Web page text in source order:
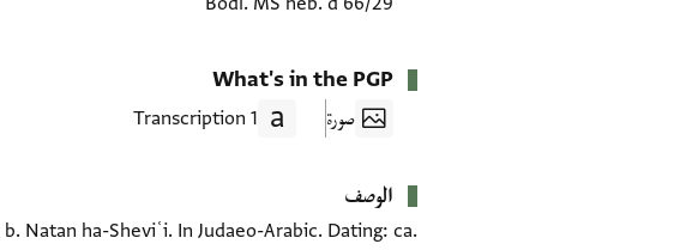
What's in the PGP
صورة 1 Transcription
الوصف
Natan ha-Sheviʿi. In Judaeo-Arabic. Dating: ca.